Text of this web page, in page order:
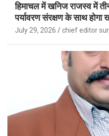
हिमाचल में खनिज राजस्व में
पर्यावरण संरक्षण के साथ
July 29, 2026 chief editor